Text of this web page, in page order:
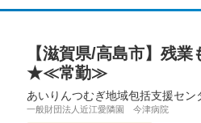
【滋賀県/高島市】残
★≪常勤≫
あいりんつむぎ地域包括支援セン
一般財団法人近江愛隣園 今津病院